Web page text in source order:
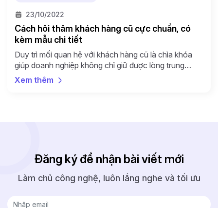
23/10/2022
Cách hỏi thăm khách hàng cũ cực chuẩn, có
kèm mẫu chi tiết
Duy trì mối quan hệ với khách hàng cũ là chìa khóa
giúp doanh nghiệp không chỉ giữ được lòng trung
thành mà còn tạo ra cơ hội kinh doanh mới. Trong bài
viết này Callio sẽ hướng dẫn bạn cách hỏi thăm khách
Xem thêm
Đăng ký để nhận bài viết mới
Làm chủ công nghệ, luôn lắng nghe và tối ưu